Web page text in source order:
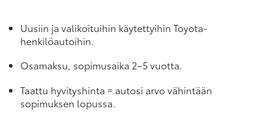
Uusiin ja valikoituihin käytettyihin Toyota-
henkilöautoihin.
Osamaksu, sopimusaika 2–5 vuotta.
Taattu hyvityshinta = autosi arvo vähintään
sopimuksen lopussa.